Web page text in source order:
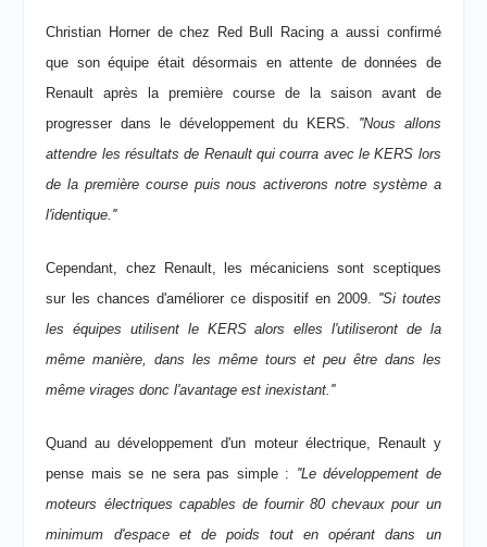
Christian Horner de chez Red Bull Racing a aussi confirmé
que son équipe était désormais en attente de données de
Renault après la première course de la saison avant de
progresser dans le développement du KERS. ''Nous allons
attendre les résultats de Renault qui courra avec le KERS lors
de la première course puis nous activerons notre système a
l'identique.''
Cependant, chez Renault, les mécaniciens sont sceptiques
sur les chances d'améliorer ce dispositif en 2009. ''Si toutes
les équipes utilisent le KERS alors elles l'utiliseront de la
même manière, dans les même tours et peu être dans les
même virages donc l'avantage est inexistant.''
Quand au développement d'un moteur électrique, Renault y
pense mais se ne sera pas simple : ''Le développement de
moteurs électriques capables de fournir 80 chevaux pour un
minimum d'espace et de poids tout en opérant dans un